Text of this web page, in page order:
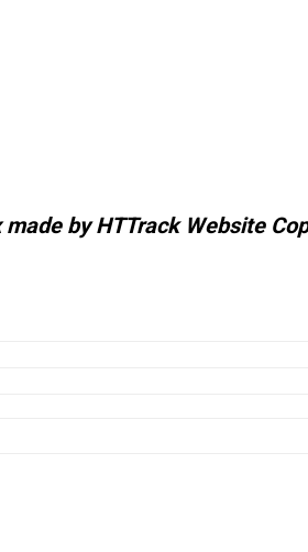
by HTTrack Website